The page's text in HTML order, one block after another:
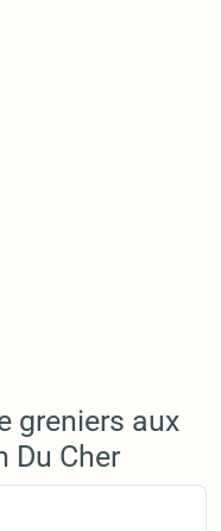
greniers aux
Du Cher